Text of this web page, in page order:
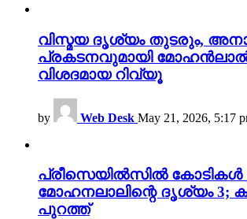
വിസ്മയ ദൃശ്യം തുടരും,
പ്രകടനവുമായി മോഹൻലാൽ;
വിശദമായ റിവ്യൂ
by Web Desk May 21, 2026, 5:17
പ്രീസെയിൽസിൽ കോടികൾ
മോഹനലാലിന്റെ ദൃശ്യം
പുറത്ത്